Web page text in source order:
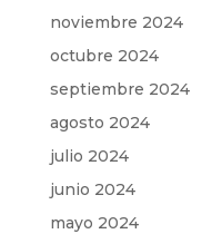
noviembre 2024
octubre 2024
septiembre 2024
agosto 2024
julio 2024
junio 2024
mayo 2024